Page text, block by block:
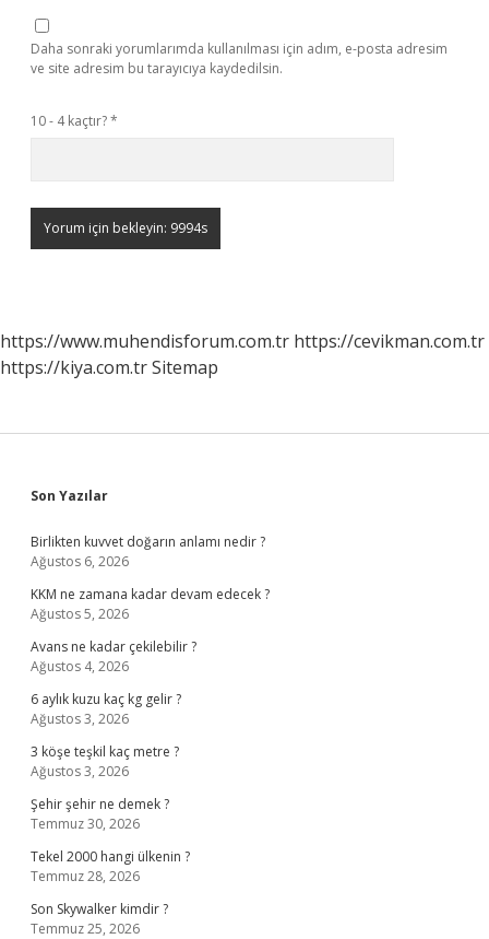
Daha sonraki yorumlarımda kullanılması için adım, e-posta adresim
ve site adresim bu tarayıcıya kaydedilsin.
10 - 4 kaçtır?*
https://www.muhendisforum.com.tr https://cevikman.com.tr
https://kiya.com.trSitemap
Sidebar
Son Yazılar
Birlikten kuvvet doğarın anlamı nedir ?
Ağustos 6, 2026
KKM ne zamana kadar devam edecek ?
Ağustos 5, 2026
Avans ne kadar çekilebilir ?
Ağustos 4, 2026
6 aylık kuzu kaç kg gelir ?
Ağustos 3, 2026
3 köşe teşkil kaç metre ?
Ağustos 3, 2026
Şehir şehir ne demek ?
Temmuz 30, 2026
Tekel 2000 hangi ülkenin ?
Temmuz 28, 2026
Son Skywalker kimdir ?
Temmuz 25, 2026